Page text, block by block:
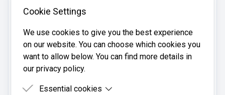
Telefon:
Mobil:
95143955
Brønnøysundregistrene med organisasjonsnummer
Cookie Settings
We use cookies to give you the best experience
on our website. You can choose which cookies you
want to allow below. You can find more details in
our privacy policy.
Essential cookies